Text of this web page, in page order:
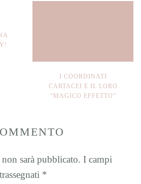
I COORDINATI
CARTACEI E IL LORO
“MAGICO EFFETTO”
sarà pubblicato. I campi
*